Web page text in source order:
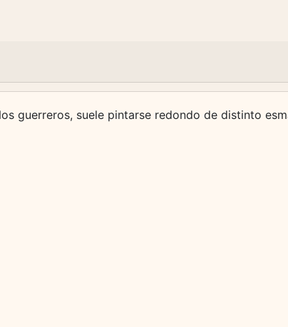
guerreros, suele pintarse redondo de distinto